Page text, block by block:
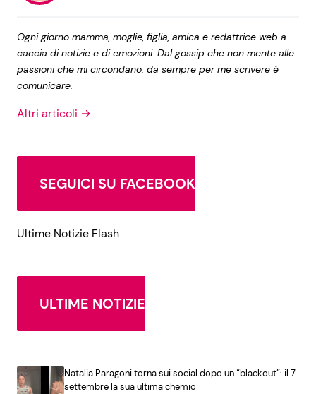
Ogni giorno mamma, moglie, figlia, amica e redattrice web a
caccia di notizie e di emozioni. Dal gossip che non mente alle
passioni che mi circondano: da sempre per me scrivere è
comunicare.
Altri articoli →
SEGUICI SU FACEBOOK
Ultime Notizie Flash
ULTIME NOTIZIE
Natalia Paragoni torna sui social dopo un “blackout”: il 7
settembre la sua ultima chemio